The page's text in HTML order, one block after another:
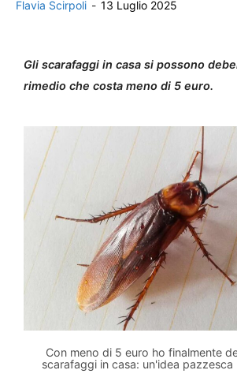
Flavia Scirpoli - 13 Luglio 2025
Gli scarafaggi in casa si possono
rimedio che costa meno di 5 euro.
Con meno di 5 euro ho finalmente
scarafaggi in casa: un'idea